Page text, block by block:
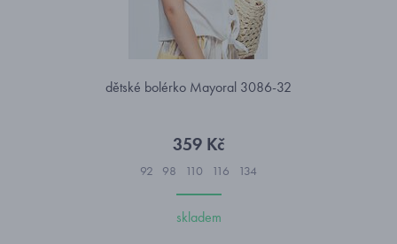
dětské bolérko Mayoral 3086-32
359 Kč
92 98 110 116 134
skladem